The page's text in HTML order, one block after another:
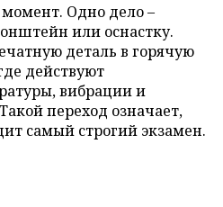
Одно дело –
или оснастку.
деталь в горячую
действуют
вибрации и
переход означает,
самый строгий экзамен.